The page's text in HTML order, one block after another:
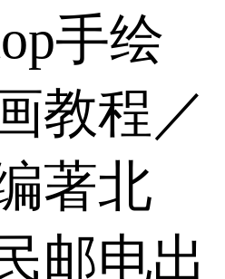
手绘
教程／
著北
邮电出